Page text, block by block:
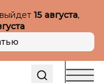
15 августа,